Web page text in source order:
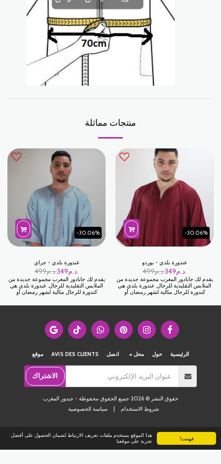
فهمت!
هذا الموقع يستخدم ملفات تعريف الارتباط لضمان الحصول على أفضل
تجربة على موقعنا
منتجات مماثلة
-30.06%
غندورة بلدي - بوردو
499 د.م.349 د.م.
يقدم لك جابادور المغرب مجموعة جديدة من
الملابس التقليدية للرجال. غندورة بلدي هي
كندورة للرجال مثالية لشهر رمضان أو
GABARDIN الراقي.
-30.06%
غندورة بلدي - جراي
499 د.م.349 د.م.
يقدم لك جابادور المغرب مجموعة جديدة من
الملابس التقليدية للرجال. غندورة بلدي هي
كندورة للرجال مثالية لشهر رمضان أو
GABARDIN الراقي.
الرئيسية حول محل اتصل AVIS DES CLIENTS موقع
الاشتراك
حقوق النشر © 2026 جميع الحقوق محفوظة -
جبدور المغرب
شروط الاستخدام | سياسة الخصوصية